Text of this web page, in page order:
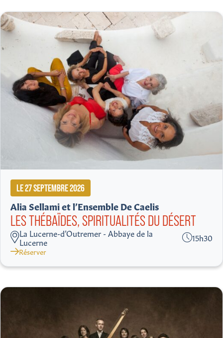
LE 27 SEPTEMBRE 2026
Alia Sellami et l’Ensemble De Caelis
LES THÉBAÏDES, SPIRITUALITÉS DU DÉSERT
La Lucerne-d’Outremer - Abbaye de la
Lucerne 15h30
Réserver